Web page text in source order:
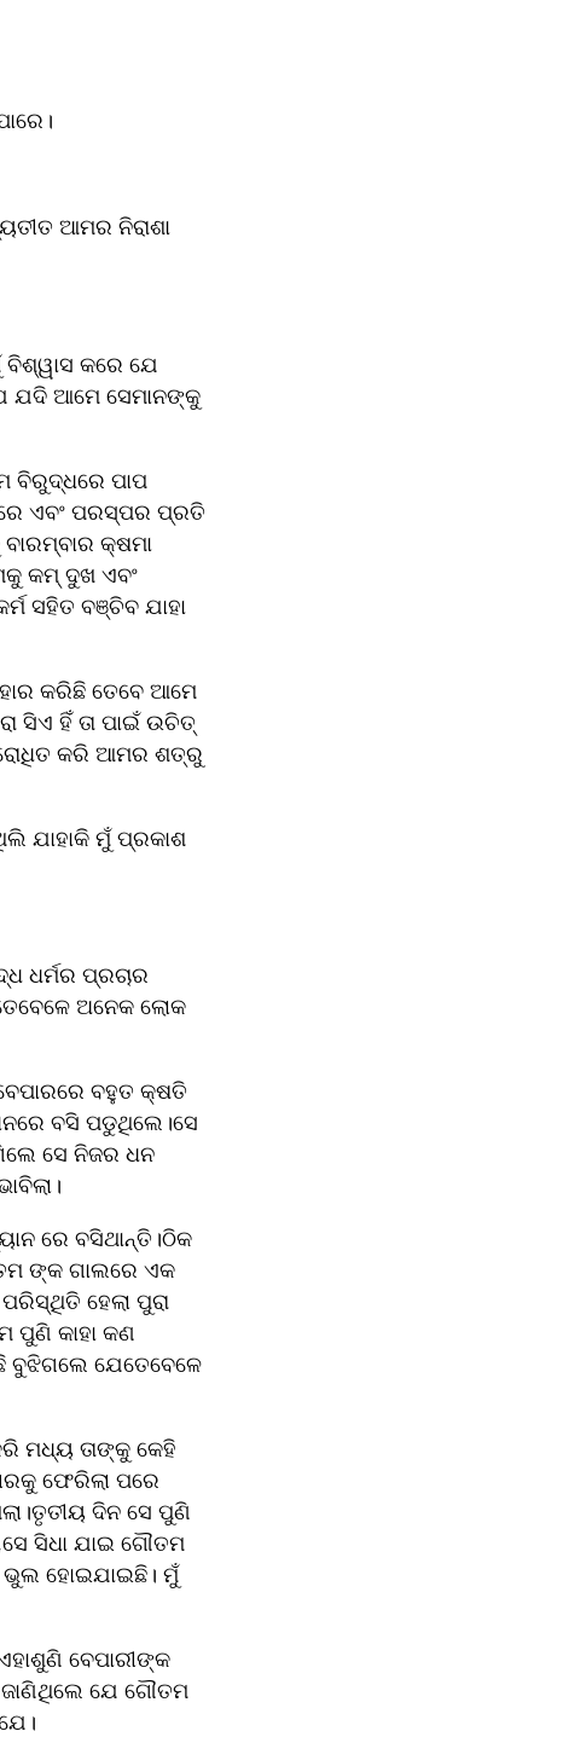
ଆମର ନିରାଶା
କରେ ଯେ
ଯଦି ଆମେ ସେମାନଙ୍କୁ
ବିରୁଦ୍ଧରେ ପାପ
ଏବଂ ପରସ୍ପର ପ୍ରତି
କ୍ଷମା
କମ୍ ଦୁଖ ଏବଂ
ସହିତ ବଞ୍ଚିବ ଯାହା
କରିଛି ତେବେ ଆମେ
ସିଏ ହିଁ ତା ପାଇଁ ଉଚିତ୍
କରି ଆମର ଶତ୍ରୁ
ଯାହାକି ମୁଁ ପ୍ରକାଶ
ଧର୍ମର ପ୍ରଚାର
ଅନେକ ଲୋକ
ବହୁତ କ୍ଷତି
ବସି ପଡୁଥିଲେ।ସେ
ସେ ନିଜର ଧନ
ରେ ବସିଥାନ୍ତି।ଠିକ
ଙ୍କ ଗାଲରେ ଏକ
ହେଲା ପୁରା
ପୁଣି କାହା କଣ
ବୁଝିଗଲେ ଯେତେବେଳେ
ମଧ୍ୟ ତାଙ୍କୁ କେହି
ଫେରିଲା ପରେ
ଦିନ ସେ ପୁଣି
ସିଧା ଯାଇ ଗୌତମ
ଭୁଲ ହୋଇଯାଇଛି। ମୁଁ
ବେପାରୀଙ୍କ
ଜାଣିଥିଲେ ଯେ ଗୌତମ